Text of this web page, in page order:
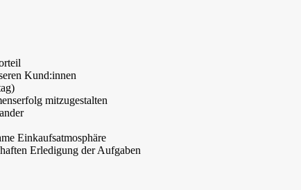
Kund:innen
mitzugestalten
Einkaufsatmosphäre
Erledigung der Aufgaben